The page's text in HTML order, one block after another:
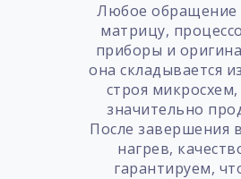
Любое обращение
матрицу,
приборы и
она складывается
строя
значительно
После завершения
нагрев,
гарантируем,